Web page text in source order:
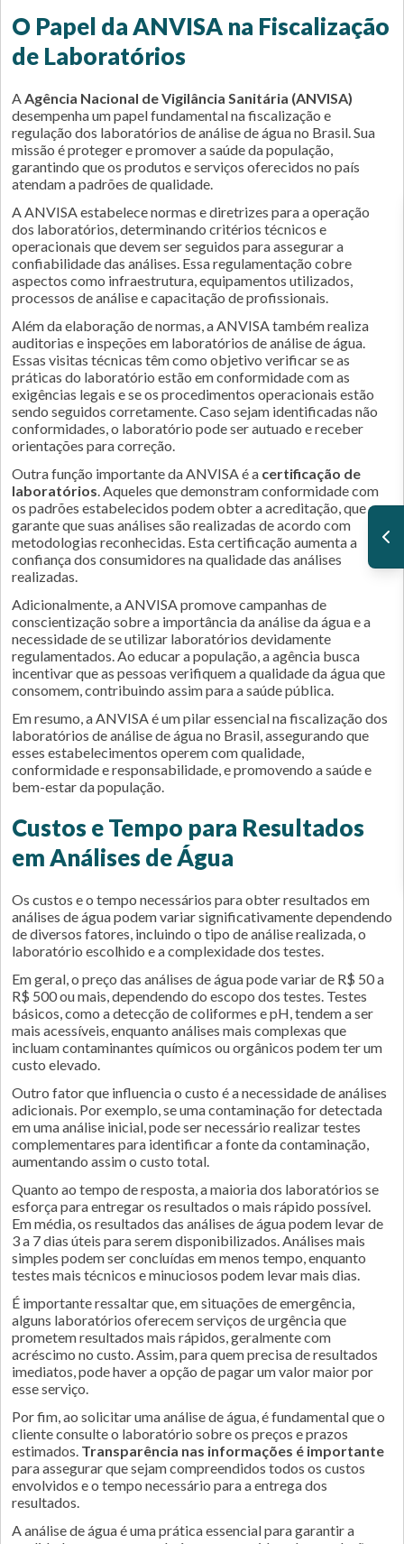
O Papel da ANVISA na Fiscalização
de Laboratórios
AAgência Nacional de Vigilância Sanitária (ANVISA)
desempenha um papel fundamental na fiscalização e
regulação dos laboratórios de análise de água no Brasil. Sua
missão é proteger e promover a saúde da população,
garantindo que os produtos e serviços oferecidos no país
atendam a padrões de qualidade.
A ANVISA estabelece normas e diretrizes para a operação
dos laboratórios, determinando critérios técnicos e
operacionais que devem ser seguidos para assegurar a
confiabilidade das análises. Essa regulamentação cobre
aspectos como infraestrutura, equipamentos utilizados,
processos de análise e capacitação de profissionais.
Além da elaboração de normas, a ANVISA também realiza
auditorias e inspeções em laboratórios de análise de água.
Essas visitas técnicas têm como objetivo verificar se as
práticas do laboratório estão em conformidade com as
exigências legais e se os procedimentos operacionais estão
sendo seguidos corretamente. Caso sejam identificadas não
conformidades, o laboratório pode ser autuado e receber
orientações para correção.
Outra função importante da ANVISA é a certificação de
laboratórios. Aqueles que demonstram conformidade com
os padrões estabelecidos podem obter a acreditação, que
garante que suas análises são realizadas de acordo com
metodologias reconhecidas. Esta certificação aumenta a
confiança dos consumidores na qualidade das análises
realizadas.
Adicionalmente, a ANVISA promove campanhas de
conscientização sobre a importância da análise da água e a
necessidade de se utilizar laboratórios devidamente
regulamentados. Ao educar a população, a agência busca
incentivar que as pessoas verifiquem a qualidade da água que
consomem, contribuindo assim para a saúde pública.
Em resumo, a ANVISA é um pilar essencial na fiscalização dos
laboratórios de análise de água no Brasil, assegurando que
esses estabelecimentos operem com qualidade,
conformidade e responsabilidade, e promovendo a saúde e
bem-estar da população.
Custos e Tempo para Resultados
em Análises de Água
Os custos e o tempo necessários para obter resultados em
análises de água podem variar significativamente dependendo
de diversos fatores, incluindo o tipo de análise realizada, o
laboratório escolhido e a complexidade dos testes.
Em geral, o preço das análises de água pode variar de R$ 50 a
R$ 500 ou mais, dependendo do escopo dos testes. Testes
básicos, como a detecção de coliformes e pH, tendem a ser
mais acessíveis, enquanto análises mais complexas que
incluam contaminantes químicos ou orgânicos podem ter um
custo elevado.
Outro fator que influencia o custo é a necessidade de análises
adicionais. Por exemplo, se uma contaminação for detectada
em uma análise inicial, pode ser necessário realizar testes
complementares para identificar a fonte da contaminação,
aumentando assim o custo total.
Quanto ao tempo de resposta, a maioria dos laboratórios se
esforça para entregar os resultados o mais rápido possível.
Em média, os resultados das análises de água podem levar de
3 a 7 dias úteis para serem disponibilizados. Análises mais
simples podem ser concluídas em menos tempo, enquanto
testes mais técnicos e minuciosos podem levar mais dias.
É importante ressaltar que, em situações de emergência,
alguns laboratórios oferecem serviços de urgência que
prometem resultados mais rápidos, geralmente com
acréscimo no custo. Assim, para quem precisa de resultados
imediatos, pode haver a opção de pagar um valor maior por
esse serviço.
Por fim, ao solicitar uma análise de água, é fundamental que o
cliente consulte o laboratório sobre os preços e prazos
estimados. Transparência nas informações é importante
para assegurar que sejam compreendidos todos os custos
envolvidos e o tempo necessário para a entrega dos
resultados.
A análise de água é uma prática essencial para garantir a